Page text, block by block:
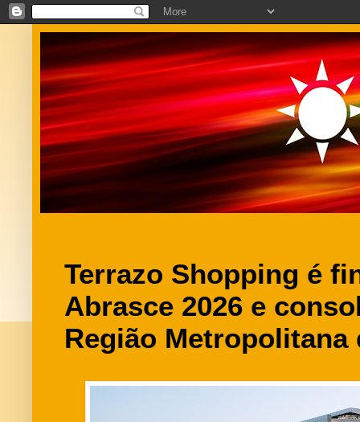
Terrazo Shopping é
Abrasce 2026 e
Região Metropolitana